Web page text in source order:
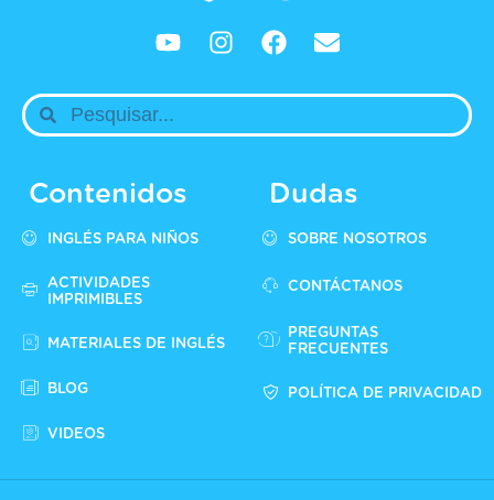
Contenidos
INGLÉS PARA NIÑOS
ACTIVIDADES
IMPRIMIBLES
MATERIALES DE INGLÉS
BLOG
VIDEOS
Dudas
SOBRE NOSOTROS
CONTÁCTANOS
PREGUNTAS
FRECUENTES
POLÍTICA DE PRIVACIDAD